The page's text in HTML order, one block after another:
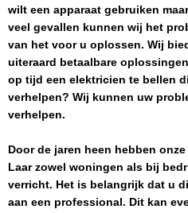
wilt een apparaat gebruiken
veel gevallen kunnen wij het
van het voor u oplossen. Wij
uiteraard betaalbare
op tijd een elektricien te bellen
verhelpen? Wij kunnen uw
verhelpen.
Door de jaren heen hebben
Laarzowel woningen als bij
verricht. Het is belangrijk dat u
aan een professional. Dit kan